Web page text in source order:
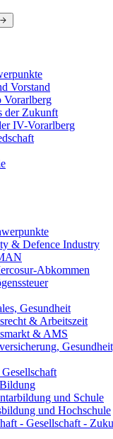
Vorstand
Vorarlberg
der Zukunft
IV-Vorarlberg
& Defence Industry
Abkommen
Gesundheit
& Arbeitszeit
& AMS
und Schule
und Hochschule
- Gesellschaft -